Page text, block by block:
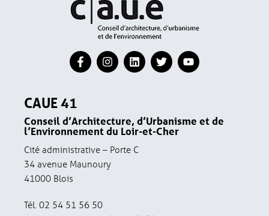
CAUE 41
Conseil d’Architecture, d’Urbanisme et de
l’Environnement du Loir-et-Cher
Cité administrative – Porte C
34 avenue Maunoury
41000 Blois
Tél. 02 54 51 56 50